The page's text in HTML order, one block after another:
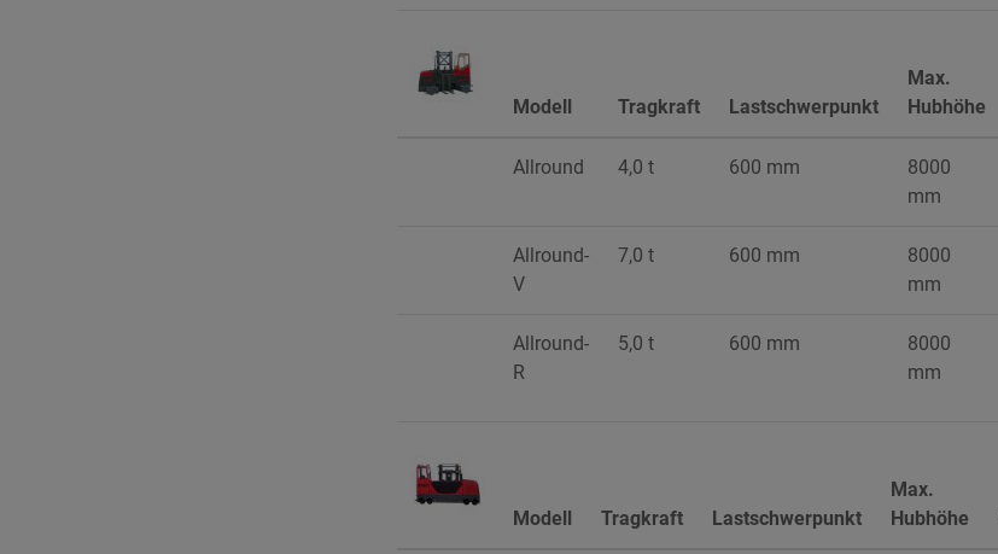
Modell Tragkraft Lastschwerpunkt
Max.
Hubhöhe
Allround 4,0 t 600 mm
8000
mm
Allround-
V
7,0 t 600 mm
8000
mm
Allround-
R
5,0 t 600 mm
8000
mm
Modell Tragkraft Lastschwerpunkt
Max.
Hubhöhe